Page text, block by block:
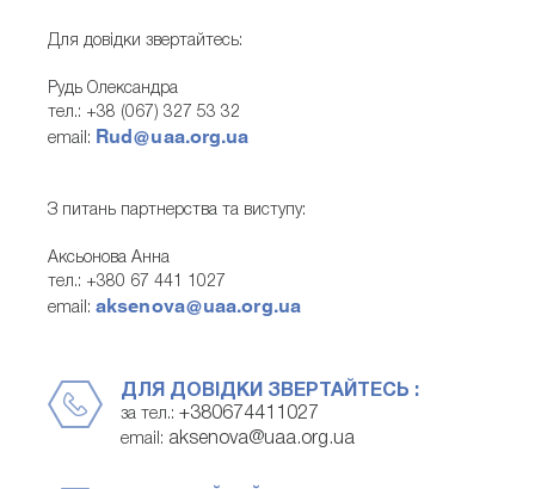
Для довідки звертайтесь:
Рудь Олександра
тел.: +38 (067) 327 53 32
email: Rud@uaa.org.ua
З питань партнерства та виступу:
Аксьонова Анна
тел.: +380 67 441 1027
email: aksenova@uaa.org.ua
ДЛЯ ДОВІДКИ ЗВЕРТАЙТЕСЬ :
за тел.: +380674411027
email: aksenova@uaa.org.ua